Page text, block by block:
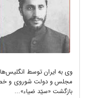
وی به ایران توسط انگلیس‌ها
مجلس و دولت شوروی و
بازگشت «سیّد ضیاء»...